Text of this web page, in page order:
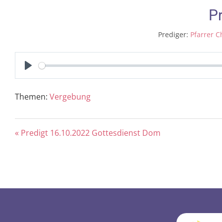
Prediger: Pfarrer
Play
Themen: Vergebung
« Predigt 16.10.2022 Gottesdienst Dom